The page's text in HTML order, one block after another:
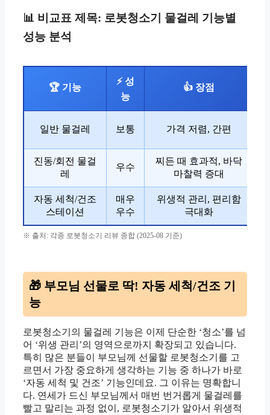
📊 비교표 제목: 로봇청소기 물걸레 기능별
성능 분석
🏆 기능
⚡ 성
능
👍 장점
일반 물걸레 보통 가격 저렴, 간편
진동/회전 물걸
레
우수
찌든 때 효과적, 바닥
마찰력 증대
자동 세척/건조
스테이션
매우
우수
위생적 관리, 편리함
극대화
※ 출처: 각종 로봇청소기 리뷰 종합 (2025-08 기준)
🎁 부모님 선물로 딱! 자동 세척/건조 기
능
로봇청소기의 물걸레 기능은 이제 단순한 ‘청소’를 넘
어 ‘위생 관리’의 영역으로까지 확장되고 있습니다.
특히 많은 분들이 부모님께 선물할 로봇청소기를 고
르면서 가장 중요하게 생각하는 기능 중 하나가 바로
‘자동 세척 및 건조’ 기능인데요. 그 이유는 명확합니
다. 연세가 드신 부모님께서 매번 번거롭게 물걸레를
빨고 말리는 과정 없이, 로봇청소기가 알아서 위생적